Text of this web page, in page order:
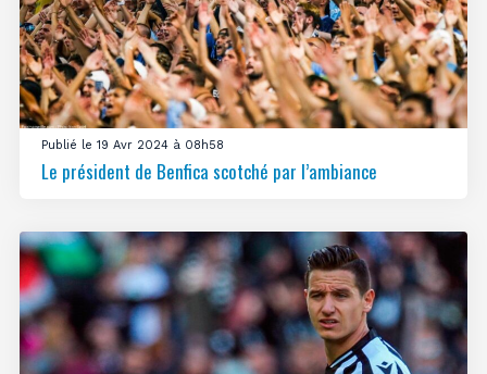
Publié le 19 Avr 2024 à 08h58
Le président de Benfica scotché par l’ambiance